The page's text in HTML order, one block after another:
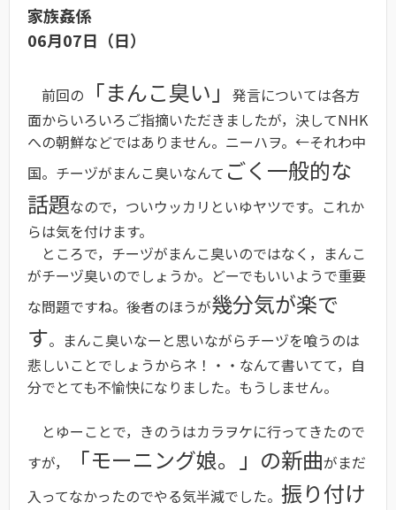
家族姦係
06月07日（日）
前回の 「まんこ臭い」
発言については各方
面からいろいろご指摘いただきましたが，決してNHK
への朝鮮などではありません。ニーハヲ。←それわ中
国。チーヅがまんこ臭いなんて ごく一般的な
話題なので，ついウッカリといゆヤツです。これか
らは気を付けます。
ところで，チーヅがまんこ臭いのではなく，まんこ
がチーヅ臭いのでしょうか。どーでもいいようで重要
な問題ですね。後者のほうが幾分気が楽で
す。まんこ臭いなーと思いながらチーヅを喰うのは
悲しいことでしょうからネ！・・なんて書いてて，自
分でとても不愉快になりました。もうしません。
とゆーことで，きのうはカラヲケに行ってきたので
すが，
「モーニング娘。」の新曲がまだ
入ってなかったのでやる気半減でした。 振り付け